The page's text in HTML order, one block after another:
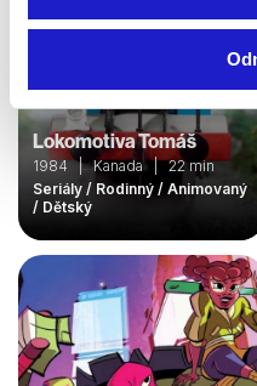
Lokomotiva Tomáš
1984 | Kanada | 22 min
Seriály / Rodinný / Animovaný
/ Dětský